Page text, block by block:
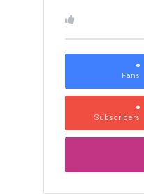
۰
Fans
۰
Subscribers